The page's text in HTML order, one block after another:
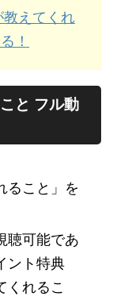
えてくれ
！
と フル動
ること」を
聴可能であ
ント特典
くれるこ